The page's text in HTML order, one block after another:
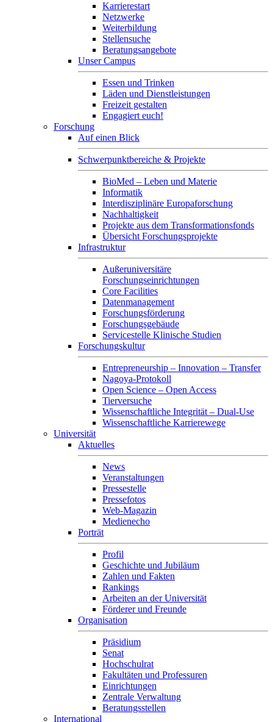
Karrierestart
Netzwerke
Weiterbildung
Stellensuche
Beratungsangebote
Unser Campus
Essen und Trinken
Läden und Dienstleistungen
Freizeit gestalten
Engagiert euch!
Forschung
Auf einen Blick
Schwerpunktbereiche & Projekte
BioMed – Leben und Materie
Informatik
Interdisziplinäre Europaforschung
Nachhaltigkeit
Projekte aus dem Transformationsfonds
Übersicht Forschungsprojekte
Infrastruktur
Außeruniversitäre
Forschungseinrichtungen
Core Facilities
Datenmanagement
Forschungsförderung
Forschungsgebäude
Servicestelle Klinische Studien
Forschungskultur
Entrepreneurship – Innovation – Transfer
Nagoya-Protokoll
Open Science – Open Access
Tierversuche
Wissenschaftliche Integrität – Dual-Use
Wissenschaftliche Karrierewege
Universität
Aktuelles
News
Veranstaltungen
Pressestelle
Pressefotos
Web-Magazin
Medienecho
Porträt
Profil
Geschichte und Jubiläum
Zahlen und Fakten
Rankings
Arbeiten an der Universität
Förderer und Freunde
Organisation
Präsidium
Senat
Hochschulrat
Fakultäten und Professuren
Einrichtungen
Zentrale Verwaltung
Beratungsstellen
International